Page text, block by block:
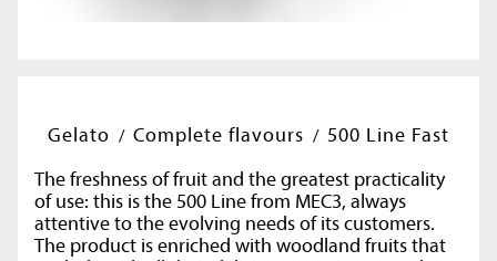
Gelato Complete flavours
500 Line Fast
The freshness of fruit and the greatest practicality
of use: this is the 500 Line from MEC3, always
attentive to the evolving needs of its customers.
The product is enriched with woodland fruits that